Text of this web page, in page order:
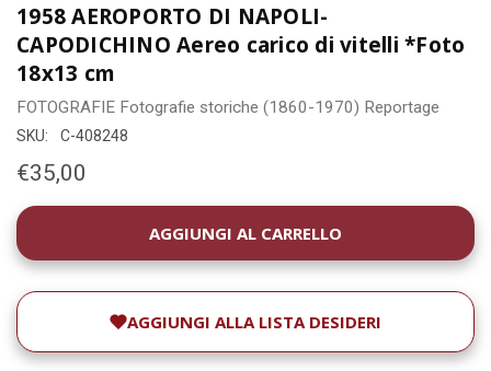
1958 AEROPORTO DI NAPOLI-
CAPODICHINO Aereo carico di vitelli *Foto
18x13 cm
FOTOGRAFIE Fotografie storiche (1860-1970) Reportage
SKU: C-408248
€35,00
DISPONIBILITÀ
ATTUALE:
AGGIUNGI ALLA LISTA DESIDERI